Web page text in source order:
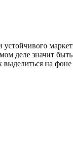
устойчивого
деле значит
на